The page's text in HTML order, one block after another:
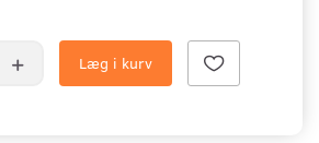
Læg i kurv